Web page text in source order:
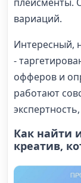
плейсменты.
вариаций.
Интересный,
-
офферов и
работают
Как найти
креатив,